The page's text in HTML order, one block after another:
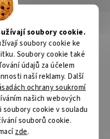
soubory cookie.
soubory cookie ke
Soubory cookie také
údajů za účelem
naší reklamy. Další
ochrany soukromí
našich webových
cookie v souladu
souborů cookie.
zde.
ADVANCE C7055, C7065,
C9075, C9270, C9280